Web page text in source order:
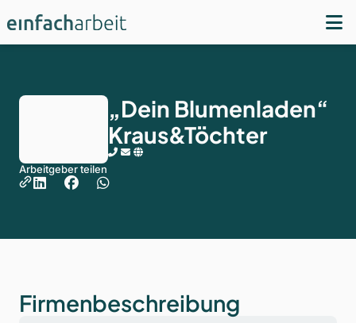
„Dein Blumenladen“
Kraus&Töchter
Arbeitgeber teilen
Firmenbeschreibung